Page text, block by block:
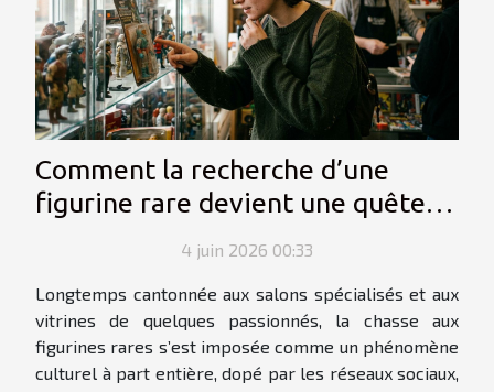
Comment la recherche d’une
figurine rare devient une quête
4 juin 2026 00:33
Longtemps cantonnée aux salons spécialisés et aux
vitrines de quelques passionnés, la chasse aux
figurines rares s’est imposée comme un phénomène
culturel à part entière, dopé par les réseaux sociaux,